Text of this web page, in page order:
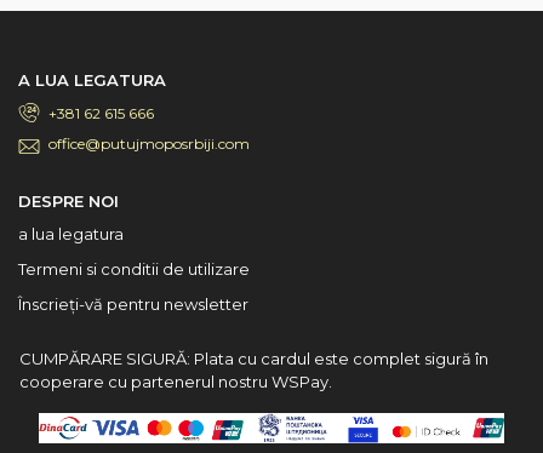
A LUA LEGATURA
+381 62 615 666
office@putujmoposrbiji.com
DESPRE NOI
a lua legatura
Termeni si conditii de utilizare
Înscrieți-vă pentru newsletter
CUMPĂRARE SIGURĂ: Plata cu cardul este complet sigură în
cooperare cu partenerul nostru WSPay.